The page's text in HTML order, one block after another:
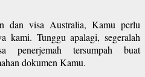
dan visa Australia, Kamu perlu
kami. Tunggu apalagi, segeralah
penerjemah tersumpah buat
dokumen Kamu.